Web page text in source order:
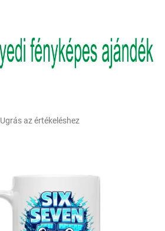
Ugrás az értékeléshez